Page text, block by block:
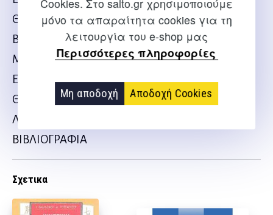
Cookies. Στο salto.gr χρησιμοποιούμε
μόνο τα απαραίτητα cookies για τη
λειτουργία του e-shop μας
Περισσότερες πληροφορίες
Μη αποδοχή Αποδοχή Cookies
ΘΕΩΡΙΑ ΠΑΡΑΔΟΣΙΑΚΗΣ ΚΙΝΕΖΙΚΗΣ ΙΑΤΡΙΚΗΣ
ΒΕΛΟΝΙΣΤΙΚΑ ΣΗΜΕΙΑ
ΜΕΣΗΜΒΡΙΝΟΙ ΚΑΙ ΕΝΕΡΓΕΙΑΚΑ ΚΕΝΤΡΑ
ΕΝΕΡΓΕΙΑΚΑ ΚΕΝΤΡΑ
ΘΕΩΡΙΑ ΚΑΙ ΠΡΑΚΤΙΚΗ – ΤΡΟΠΟΙ ΕΡΓΑΣΙΑΣ
ΛΙΣΤΑ ΟΡΥΚΤΩΝ & ΧΑΡΤΕΣ
ΒΙΒΛΙΟΓΡΑΦΙΑ
Σχετικα